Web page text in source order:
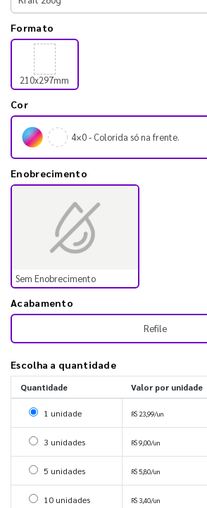
Formato
210x297mm
Cor
4×0 - Colorida só na frente.
Enobrecimento
Sem Enobrecimento
Acabamento
Refile
Escolha a quantidade
Quantidade Valor por unidade
Selecionar 1 unidade
1 unidade R$ 23,99/un
Selecionar 3 unidades
3 unidades R$ 9,00/un
Selecionar 5 unidades
5 unidades R$ 5,80/un
Selecionar 10 unidades
10 unidades R$ 3,40/un